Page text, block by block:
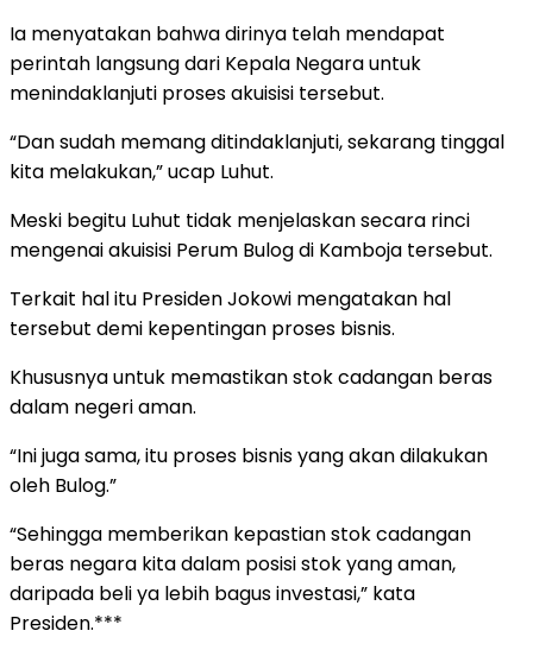
Ia menyatakan bahwa dirinya telah mendapat
perintah langsung dari Kepala Negara untuk
menindaklanjuti proses akuisisi tersebut.
“Dan sudah memang ditindaklanjuti, sekarang tinggal
kita melakukan,” ucap Luhut.
Meski begitu Luhut tidak menjelaskan secara rinci
mengenai akuisisi Perum Bulog di Kamboja tersebut.
Terkait hal itu Presiden Jokowi mengatakan hal
tersebut demi kepentingan proses bisnis.
Khususnya untuk memastikan stok cadangan beras
dalam negeri aman.
“Ini juga sama, itu proses bisnis yang akan dilakukan
oleh Bulog.”
“Sehingga memberikan kepastian stok cadangan
beras negara kita dalam posisi stok yang aman,
daripada beli ya lebih bagus investasi,” kata
Presiden.***